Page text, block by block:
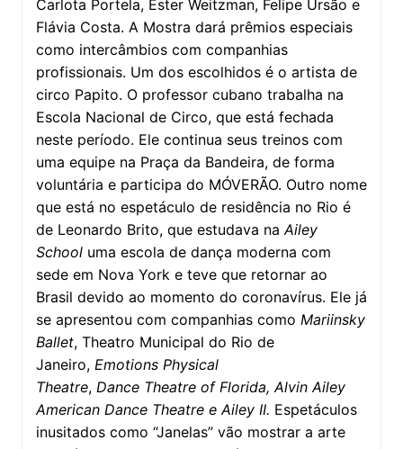
Carlota Portela, Ester Weitzman, Felipe Ursão e
Flávia Costa. A Mostra dará prêmios especiais
como intercâmbios com companhias
profissionais. Um dos escolhidos é o artista de
circo Papito. O professor cubano trabalha na
Escola Nacional de Circo, que está fechada
neste período. Ele continua seus treinos com
uma equipe na Praça da Bandeira, de forma
voluntária e participa do MÓVERÃO. Outro nome
que está no espetáculo de residência no Rio é
de Leonardo Brito, que estudava naAiley
Schooluma escola de dança moderna com
sede em Nova York e teve que retornar ao
Brasil devido ao momento do coronavírus. Ele já
se apresentou com companhias como Mariinsky
Ballet, Theatro Municipal do Rio de
Janeiro, Emotions Physical
Theatre, Dance Theatre of Florida, Alvin Ailey
American Dance Theatre e Ailey II. Espetáculos
inusitados como “Janelas” vão mostrar a arte